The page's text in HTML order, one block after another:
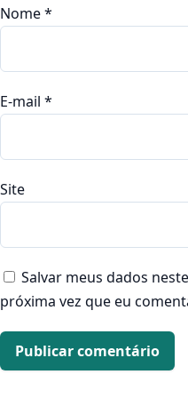
Nome*
E-mail *
Site
Salvar meus dados
próxima vez que eu